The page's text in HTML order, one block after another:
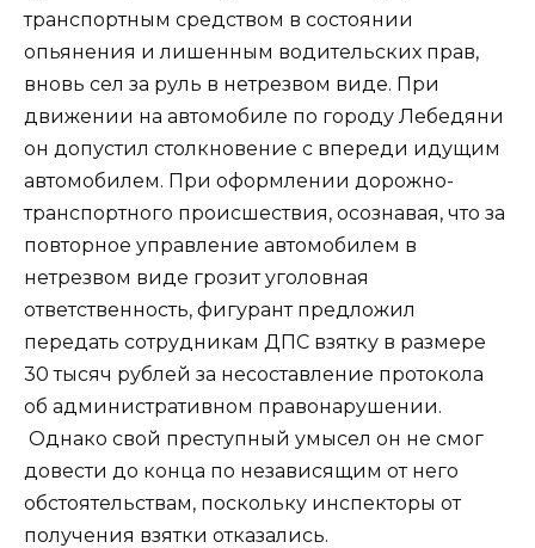
транспортным средством в состоянии
опьянения и лишенным водительских прав,
вновь сел за руль в нетрезвом виде. При
движении на автомобиле по городу Лебедяни
он допустил столкновение с впереди идущим
автомобилем. При оформлении дорожно-
транспортного происшествия, осознавая, что за
повторное управление автомобилем в
нетрезвом виде грозит уголовная
ответственность, фигурант предложил
передать сотрудникам ДПС взятку в размере
30 тысяч рублей за несоставление протокола
об административном правонарушении.
Однако свой преступный умысел он не смог
довести до конца по независящим от него
обстоятельствам, поскольку инспекторы от
получения взятки отказались.